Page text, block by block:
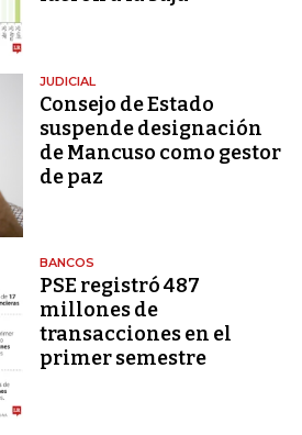
JUDICIAL
Consejo de Estado
suspende designación
de Mancuso como gestor
de paz
BANCOS
PSE registró 487
millones de
transacciones en el
primer semestre